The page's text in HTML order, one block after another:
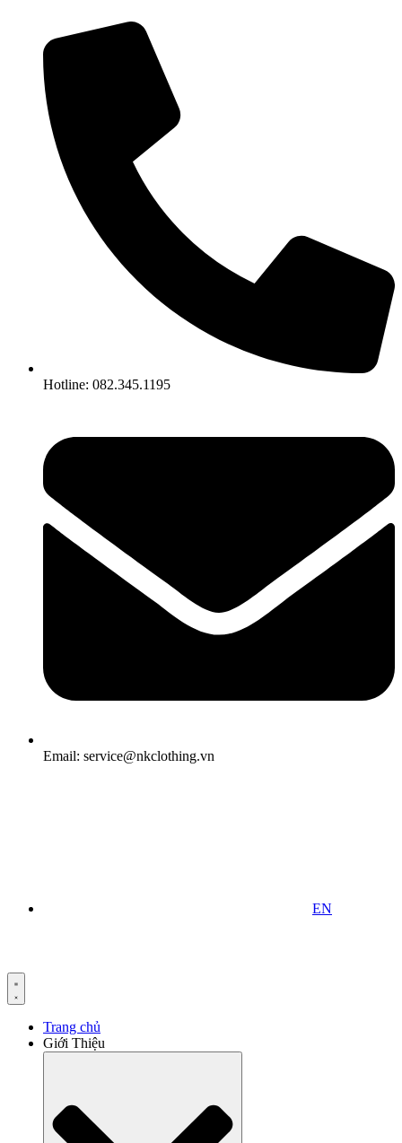
Hotline: 082.345.1195
Email: service@nkclothing.vn
EN
Trang chủ
Giới Thiệu